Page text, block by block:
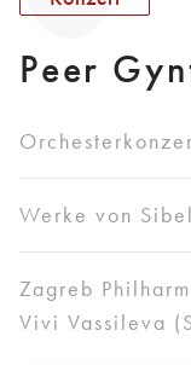
Peer
Werke von
Zagreb
Vivi Vassileva